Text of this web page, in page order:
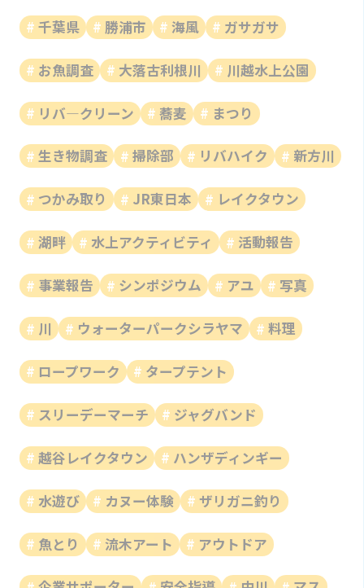
千葉県 勝浦市 海風 ガサガサ
お魚調査 大落古利根川 川越水上公園
リバ―クリーン 蕎麦 まつり
生き物調査 掃除部 リバハイク 新方川
つかみ取り JR東日本 レイクタウン
湖畔 水上アクティビティ 活動報告
事業報告 シンポジウム アユ 写真
川 ウォーターパークシラヤマ 料理
ロープワーク タープテント
スリーデーマーチ ジャグバンド
越谷レイクタウン ハンザディンギー
水遊び カヌー体験 ザリガニ釣り
魚とり 流木アート アウトドア